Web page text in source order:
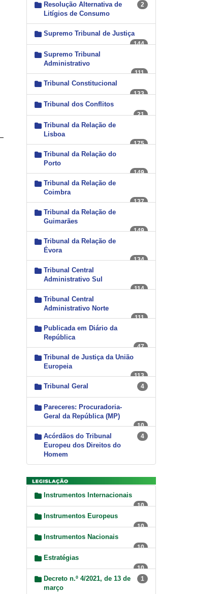
Resolução Alternativa de
Litígios de Consumo
2
Supremo Tribunal de Justiça
144
Supremo Tribunal
Administrativo
111
Tribunal Constitucional
133
Tribunal dos Conflitos
21
Tribunal da Relação de
Lisboa
175
Tribunal da Relação do
Porto
149
Tribunal da Relação de
Coimbra
137
Tribunal da Relação de
Guimarães
149
Tribunal da Relação de
Évora
134
Tribunal Central
Administrativo Sul
114
Tribunal Central
Administrativo Norte
111
Publicada em Diário da
República
47
Tribunal de Justiça da União
Europeia
113
Tribunal Geral 4
Pareceres: Procuradoria-
Geral da República (MP)
10
Acórdãos do Tribunal
Europeu dos Direitos do
Homem
4
Instrumentos Internacionais
10
Instrumentos Europeus
10
Instrumentos Nacionais
10
Estratégias
10
Decreto n.º 4/2021, de 13 de
março
1